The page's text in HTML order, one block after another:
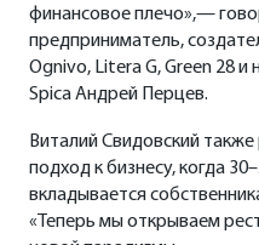
финансовое плечо»,—
предприниматель,
Ognivo, Litera G, Green 28
Spica Андрей Перцев.
Виталий Свидовский
подход к бизнесу, когда
вкладывается
«Теперь мы открываем